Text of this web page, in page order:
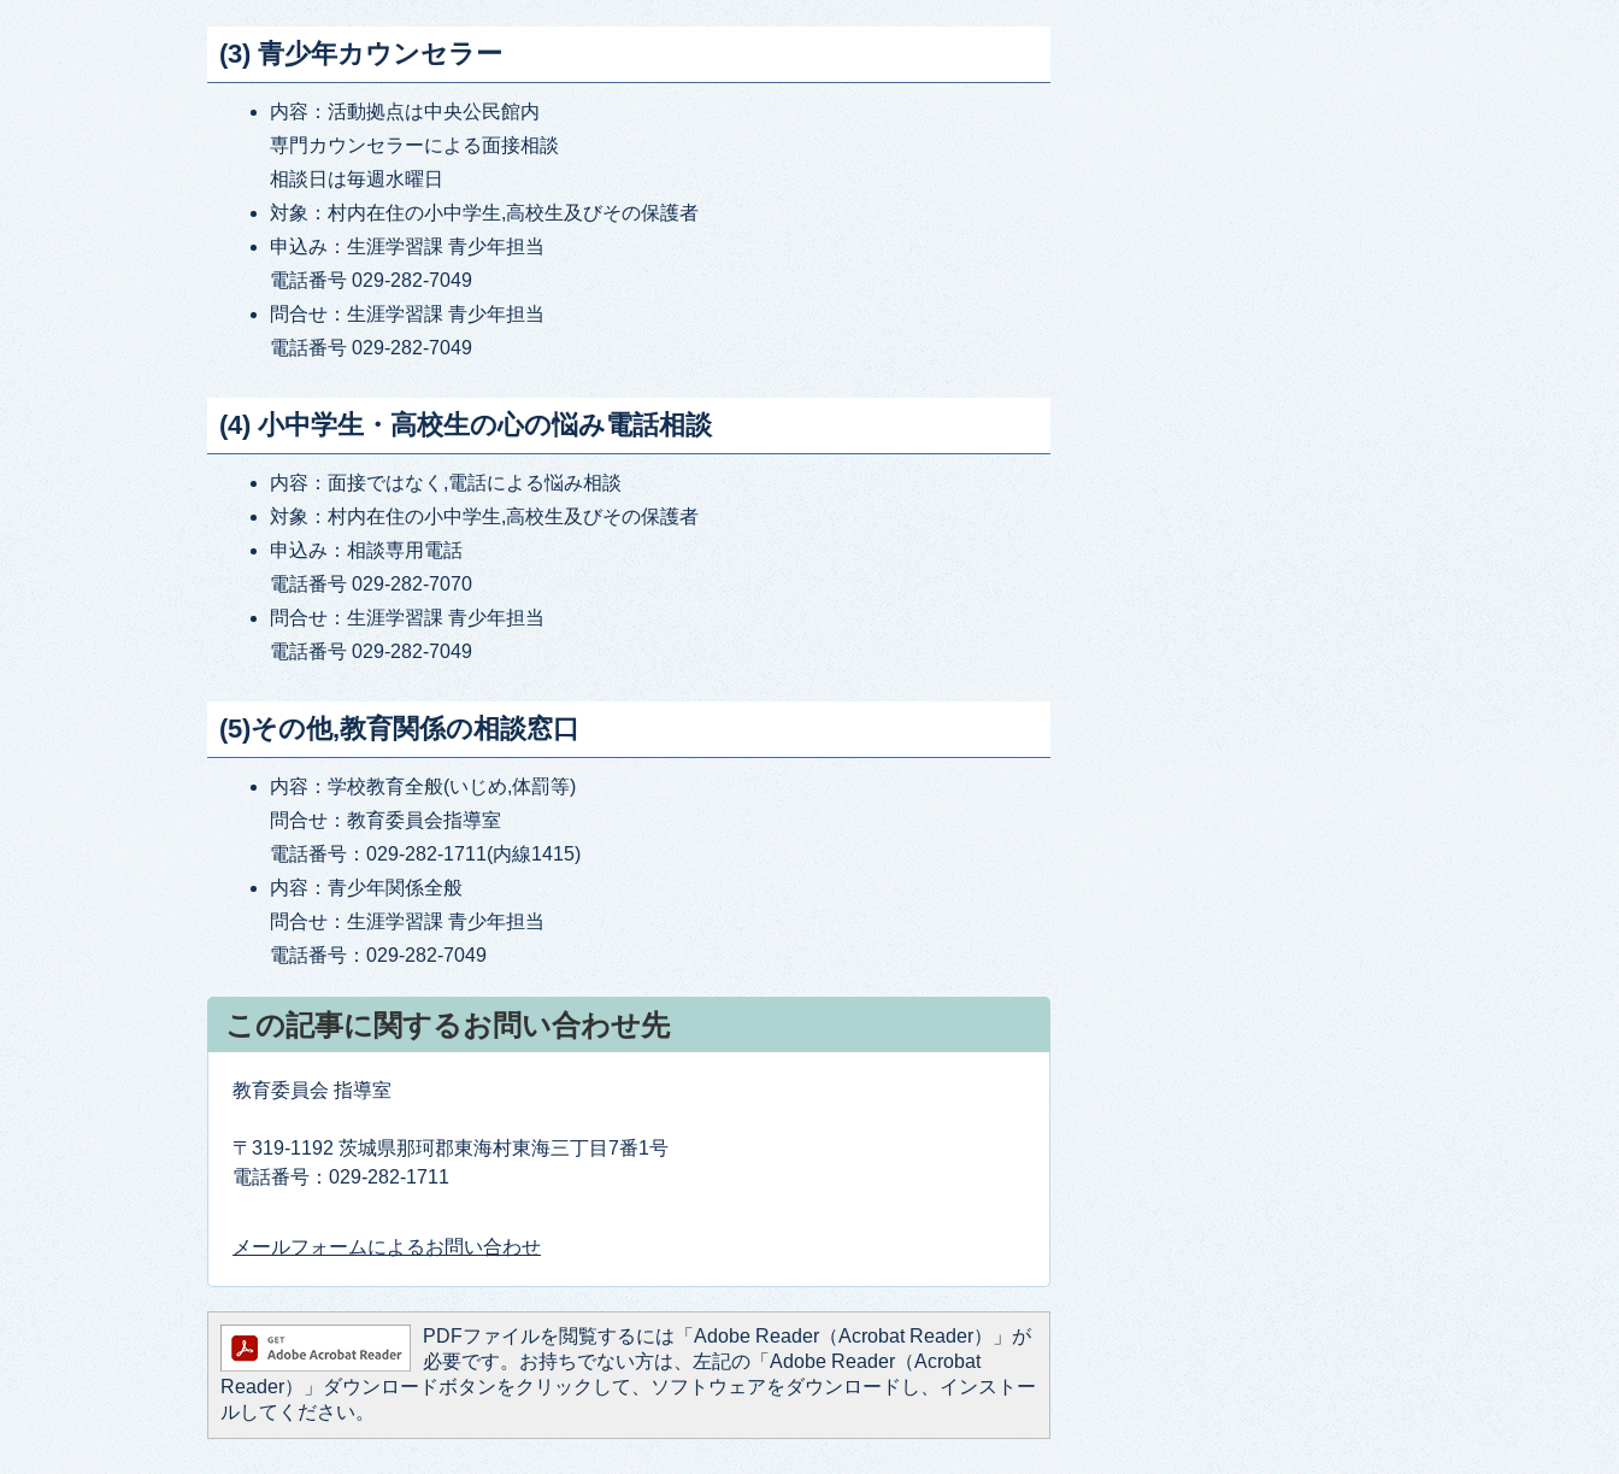
(3) 青少年カウンセラー
内容：活動拠点は中央公民館内
専門カウンセラーによる面接相談
相談日は毎週水曜日
対象：村内在住の小中学生,高校生及びその保護者
申込み：生涯学習課 青少年担当
電話番号 029-282-7049
問合せ：生涯学習課 青少年担当
電話番号 029-282-7049
(4) 小中学生・高校生の心の悩み電話相談
内容：面接ではなく,電話による悩み相談
対象：村内在住の小中学生,高校生及びその保護者
申込み：相談専用電話
電話番号 029-282-7070
問合せ：生涯学習課 青少年担当
電話番号 029-282-7049
(5)その他,教育関係の相談窓口
内容：学校教育全般(いじめ,体罰等)
問合せ：教育委員会指導室
電話番号：029-282-1711(内線1415)
内容：青少年関係全般
問合せ：生涯学習課 青少年担当
電話番号：029-282-7049
この記事に関するお問い合わせ先
教育委員会 指導室
〒319-1192 茨城県那珂郡東海村東海三丁目7番1号
電話番号：029-282-1711
メールフォームによるお問い合わせ
PDFファイルを閲覧するには「Adobe Reader（Acrobat Reader）」が
必要です。お持ちでない方は、左記の「Adobe Reader（Acrobat
Reader）」ダウンロードボタンをクリックして、ソフトウェアをダウンロードし、インストー
ルしてください。